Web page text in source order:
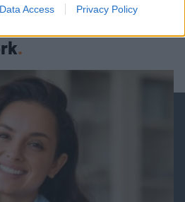
Data Access Privacy Policy